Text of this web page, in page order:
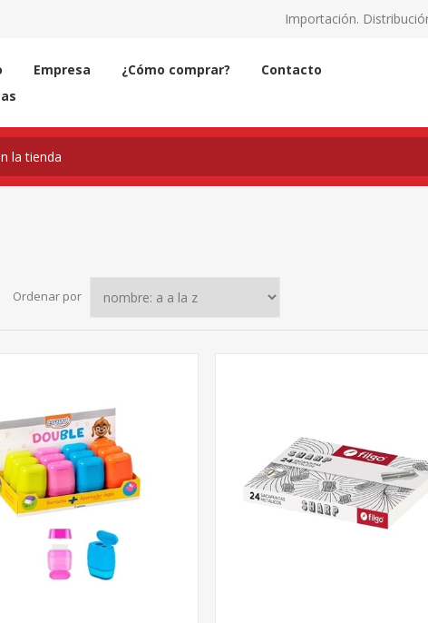
Importación.
Empresa ¿Cómo comprar?
Contacto
Ordenar por